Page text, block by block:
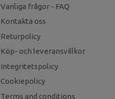
Vanliga frågor - FAQ
Kontakta oss
Returpolicy
Köp- och leveransvillkor
Integritetspolicy
Cookiepolicy
Terms and conditions